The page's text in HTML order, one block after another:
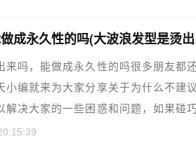
大
吗，能做成永久性的吗很多朋友都还
编就来为大家分享关于为什么不建议
解决大家的一些困惑和问题，如果碰